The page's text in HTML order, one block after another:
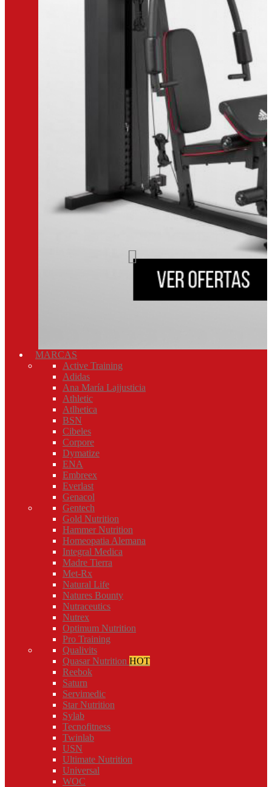
MARCAS
Active Training
Adidas
Ana María Lajjusticia
Athletic
Atlhetica
BSN
Cibeles
Corpore
Dymatize
ENA
Embreex
Everlast
Genacol
Gentech
Gold Nutrition
Hammer Nutrition
Homeopatia Alemana
Integral Medica
Madre Tierra
Met-Rx
Natural Life
Natures Bounty
Nutraceutics
Nutrex
Optimum Nutrition
Pro Training
Qualivits
Quasar Nutrition HOT
Reebok
Saturn
Servimedic
Star Nutrition
Sylab
Tecnofitness
Twinlab
USN
Ultimate Nutrition
Universal
WOC